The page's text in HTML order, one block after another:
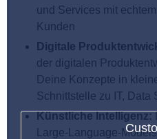
und Services mit
Kunden
Digitale
der digitalen
Deine Konzepte in
Schnittstelle zu IT, Data
Künstliche Intelligenz:
Large-Language-